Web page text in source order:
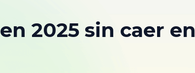
2025 sin caer en